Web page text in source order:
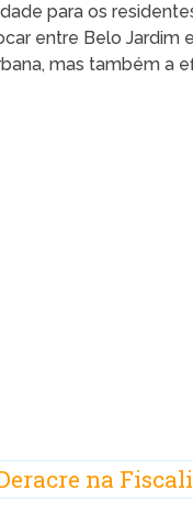
para os
entre Belo Jardim
mas também a
na